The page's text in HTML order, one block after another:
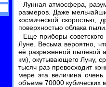
Лунная атмосфера,
размеров. Даже
космической скоростью,
поверхностью облака
Еще приборы
Луне. Весьма вероятно,
её разреженной пылевой
км), окутывающего Луну,
тысяч раз превосходит
мере эта величина
объеме 70000 кубических